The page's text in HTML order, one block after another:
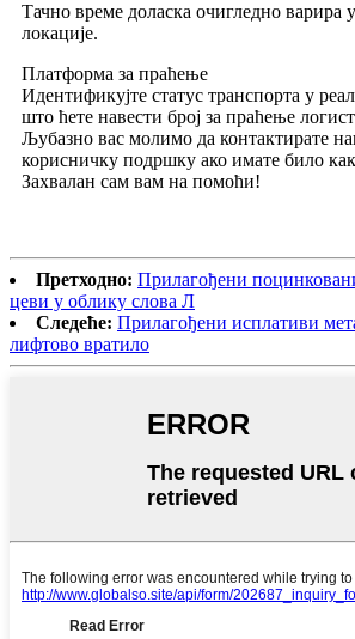
Тачно време доласка очигледно варира
локације.
Платформа за праћење
Идентификујте статус транспорта у
што ћете навести број за праћење
Љубазно вас молимо да контактирате
корисничку подршку ако имате било
Захвалан сам вам на помоћи!
Претходно: Прилагођени
цеви у облику слова Л
Следеће: Прилагођени исплативи
лифтово вратило